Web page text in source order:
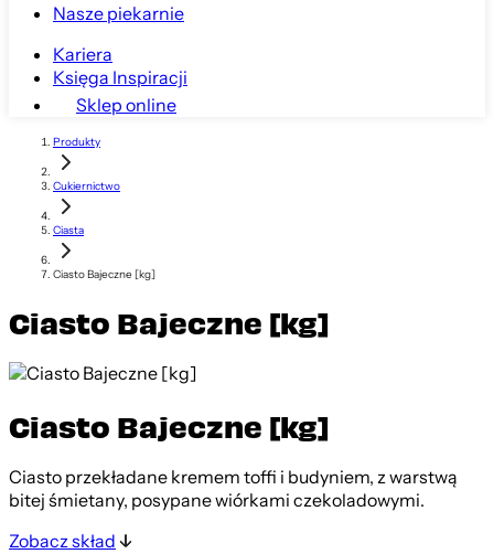
Nasze piekarnie
Kariera
Księga Inspiracji
Sklep online
Produkty
Cukiernictwo
Ciasta
Ciasto Bajeczne [kg]
Ciasto Bajeczne [kg]
Ciasto Bajeczne [kg]
Ciasto przekładane kremem toffi i budyniem, z warstwą
bitej śmietany, posypane wiórkami czekoladowymi.
Zobacz skład